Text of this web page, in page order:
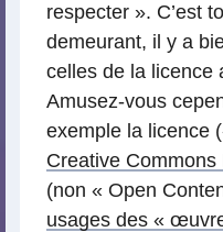
respecter ». C’est
demeurant, il y a
celles de la licence
Amusez-vous
exemple la licence
Creative Commons
(non « Open
usages des «